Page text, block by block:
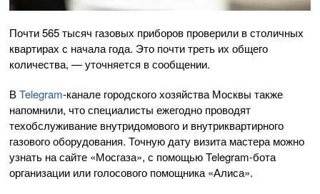
Почти 565 тысяч газовых приборов проверили в столичных
квартирах с начала года. Это почти треть их общего
количества, — уточняется в сообщении.
ВTelegram-канале городского хозяйства Москвы также
напомнили, что специалисты ежегодно проводят
техобслуживание внутридомового и внутриквартирного
газового оборудования. Точную дату визита мастера можно
узнать на сайте «Мосгаза», с помощью Telegram-бота
организации или голосового помощника «Алиса».